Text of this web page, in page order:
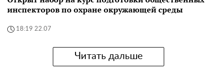
инспекторов по охране окружающей среды
18:19 22.07
Читать дальше